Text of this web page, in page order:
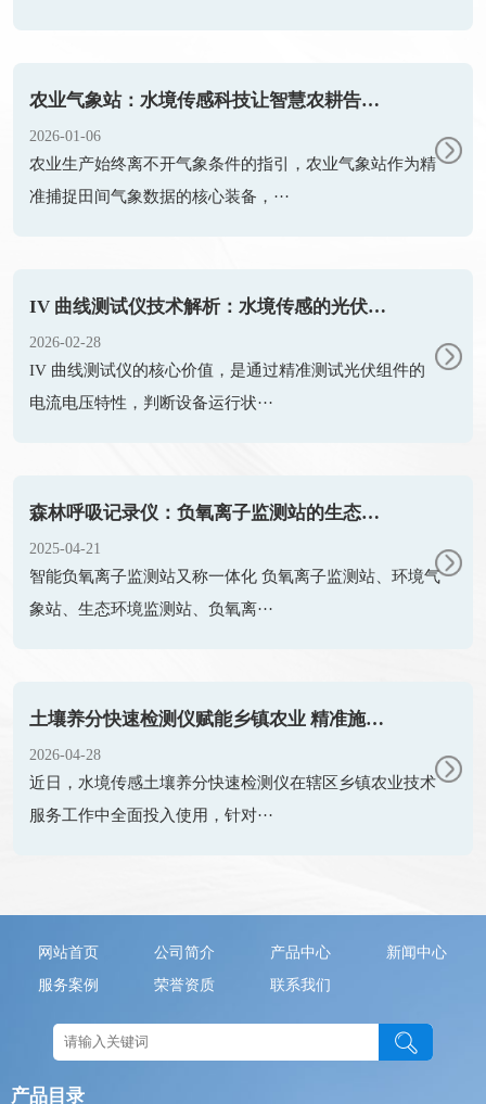
农业气象站：水境传感科技让智慧农耕告别 “看天吃饭”
2026-01-06
农业生产始终离不开气象条件的指引，农业气象站作为精
准捕捉田间气象数据的核心装备，···
IV 曲线测试仪技术解析：水境传感的光伏性能诊断技术
2026-02-28
IV 曲线测试仪的核心价值，是通过精准测试光伏组件的
电流电压特性，判断设备运行状···
森林呼吸记录仪：负氧离子监测站的生态健康守护之道
2025-04-21
智能负氧离子监测站又称一体化 负氧离子监测站、环境气
象站、生态环境监测站、负氧离···
土壤养分快速检测仪赋能乡镇农业 精准施肥助力农户提质增收
2026-04-28
近日，水境传感​土壤养分快速检测仪在辖区乡镇农业技术
服务工作中全面投入使用，针对···
网站首页 公司简介 产品中心
新闻中心
服务案例
荣誉资质 联系我们
产品目录